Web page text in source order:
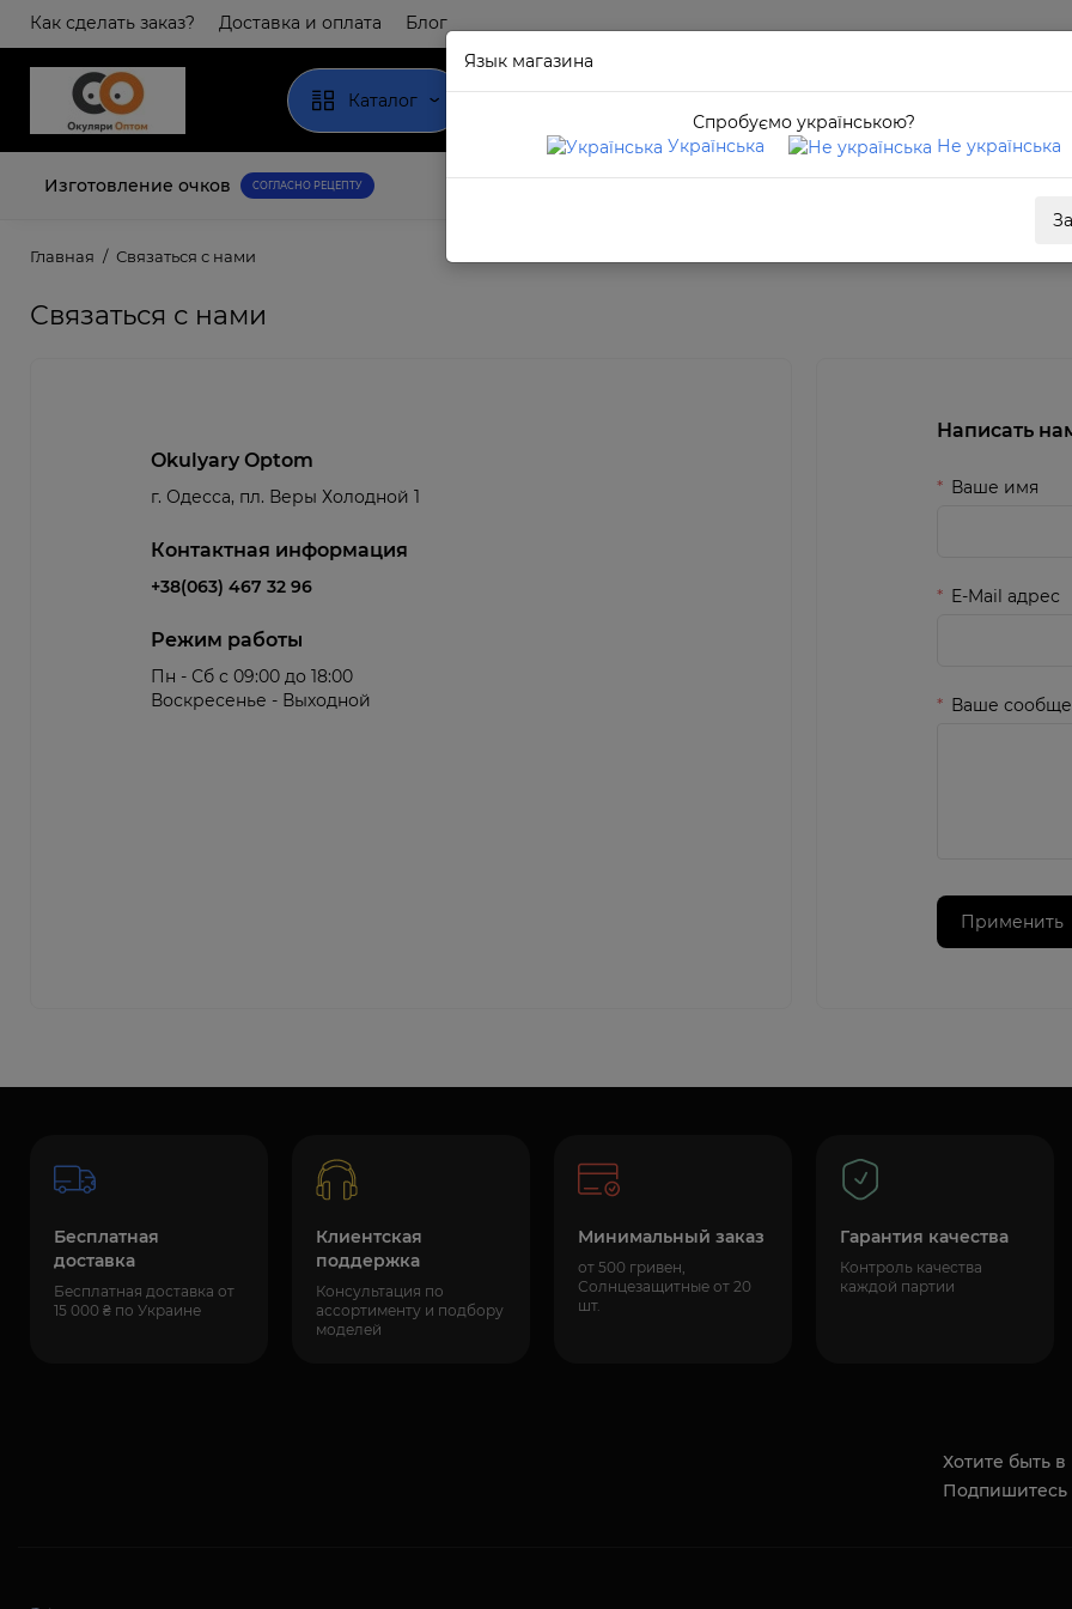
Как сделать заказ? Доставка и оплата Блог
Каталог
Изготовление очков СОГЛАСНО РЕЦЕПТУ
Главная Связаться с нами
Язык магазина
Спробуємо українською?
Українська
Не українська
Связаться с нами
Okulyary Optom
г. Одесса, пл. Веры Холодной 1
Контактная информация
+38(063) 467 32 96
Режим работы
Пн - Сб с 09:00 до 18:00
Воскресенье - Выходной
Написать
Ваше имя
E-Mail адрес
Ваше
Бесплатная
доставка
Бесплатная доставка от
15 000 ₴ по Украине
Клиентская
поддержка
Консультация по
ассортименту и подбору
моделей
Минимальный заказ
от 500 гривен,
Солнцезащитные от 20
шт.
Гарантия качества
Контроль качества
каждой партии
Хотите быть
Подпишитесь